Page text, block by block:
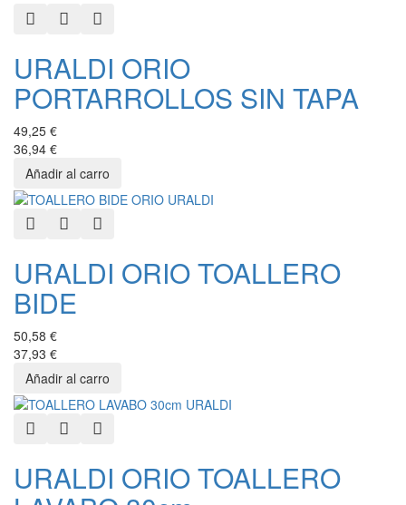
Quick ViewAdd to Wishlist
URALDI ORIO
PORTARROLLOS SIN TAPA
49,25 €
36,94 €
Quick ViewAdd to Wishlist
URALDI ORIO TOALLERO
BIDE
50,58 €
37,93 €
Quick ViewAdd to Wishlist
URALDI ORIO TOALLERO